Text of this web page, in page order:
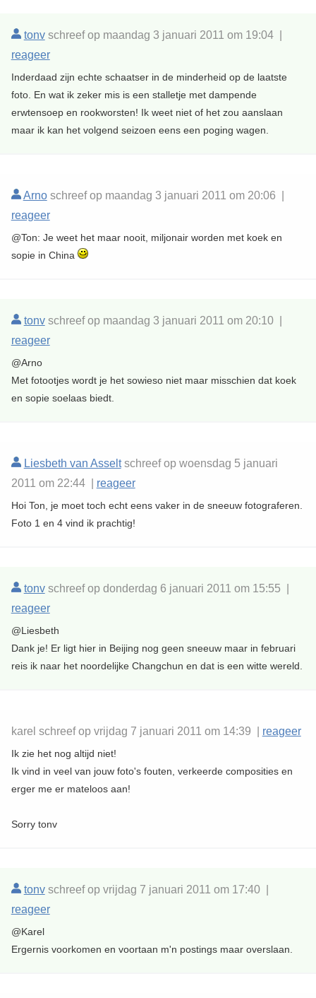
tonvschreef op maandag 3 januari 2011 om 19:04 |
reageer
Inderdaad zijn echte schaatser in de minderheid op de laatste
foto. En wat ik zeker mis is een stalletje met dampende
erwtensoep en rookworsten! Ik weet niet of het zou aanslaan
maar ik kan het volgend seizoen eens een poging wagen.
Arnoschreef op maandag 3 januari 2011 om 20:06 |
reageer
@Ton: Je weet het maar nooit, miljonair worden met koek en
sopie in China
tonvschreef op maandag 3 januari 2011 om 20:10 |
reageer
@Arno
Met fotootjes wordt je het sowieso niet maar misschien dat koek
en sopie soelaas biedt.
Liesbeth van Asseltschreef op woensdag 5 januari
2011 om 22:44 | reageer
Hoi Ton, je moet toch echt eens vaker in de sneeuw fotograferen.
Foto 1 en 4 vind ik prachtig!
tonvschreef op donderdag 6 januari 2011 om 15:55 |
reageer
@Liesbeth
Dank je! Er ligt hier in Beijing nog geen sneeuw maar in februari
reis ik naar het noordelijke Changchun en dat is een witte wereld.
karel schreef op vrijdag 7 januari 2011 om 14:39 | reageer
Ik zie het nog altijd niet!
Ik vind in veel van jouw foto's fouten, verkeerde composities en
erger me er mateloos aan!
Sorry tonv
tonvschreef op vrijdag 7 januari 2011 om 17:40 |
reageer
@Karel
Ergernis voorkomen en voortaan m'n postings maar overslaan.